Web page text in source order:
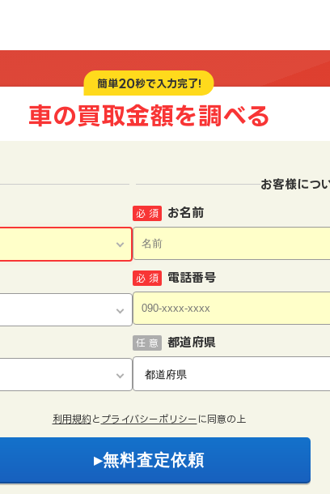
簡単20秒で入力完了!
車の買取金額を調べる
お客様につ
お名前
必 須
電話番号
必 須
都道府県
任 意
利用規約 と プライバシーポリシー に同意の上